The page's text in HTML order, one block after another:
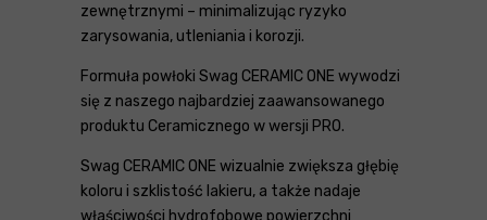
zewnętrznymi – minimalizując ryzyko
zarysowania, utleniania i korozji.
Formuła powłoki Swag CERAMIC ONE wywodzi
się z naszego najbardziej zaawansowanego
produktu Ceramicznego w wersji PRO.
Swag CERAMIC ONE wizualnie zwiększa głębię
koloru i szklistość lakieru, a także nadaje
właściwości hydrofobowe powierzchni